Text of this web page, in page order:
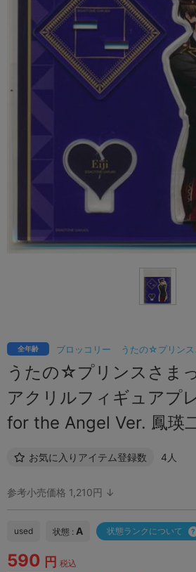
ブロッコリー うたの☆プリン
全年齢
うたの☆プリンスさま
アクリルフィギュアプ
for the Angel Ver. 鳳瑛
お気に入りアイテム登録数 4人
参考小売価格 1,210円 ↓
used 状態 : A 状態ランクについて
590 円 税込